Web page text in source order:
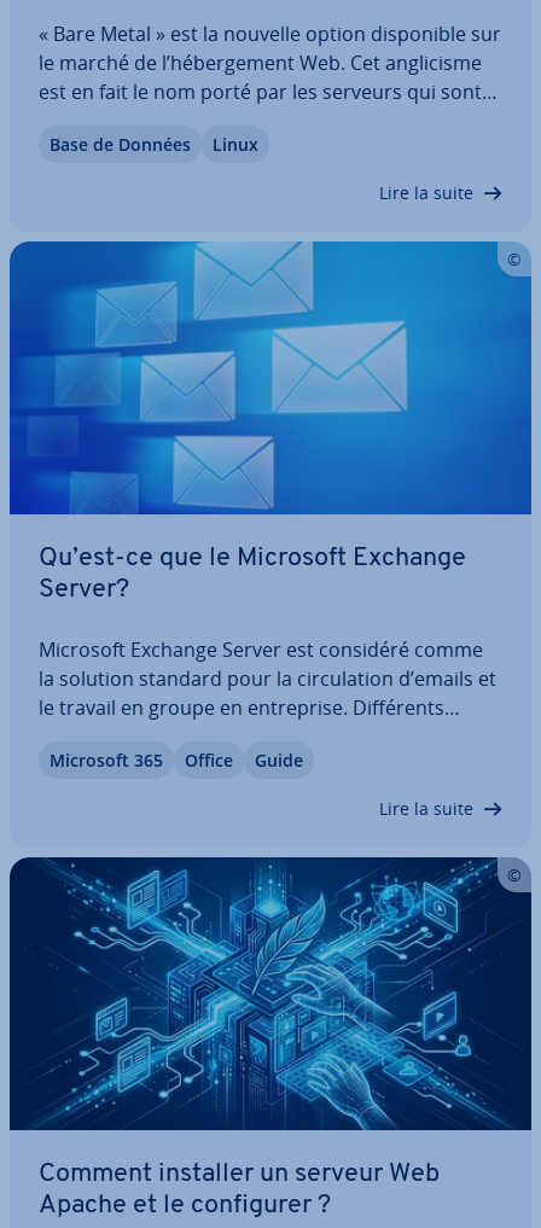
« Bare Metal » est la nouvelle option dis­po­nible sur
le marché de l’hé­ber­ge­ment Web. Cet an­gli­cisme
est en fait le nom porté par les serveurs qui sont
santes. Avec ce serveur, l’accès de l’uti­li­sa­teur est
Base de Données Linux
Lire la suite
Qu’est-ce que le Microsoft Exchange
Server?
Microsoft Exchange Server est considéré comme
la solution standard pour la cir­cu­la­tion d’emails et
le travail en groupe en en­tre­prise. Dif­fé­rents
licences spéciales pour l’uti­li­sa­tion du logiciel.
Microsoft 365 Office Guide
Lire la suite
Comment installer un serveur Web
Apache et le con­fi­gu­rer ?